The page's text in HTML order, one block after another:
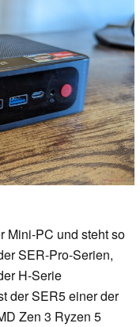
Mini-PC und steht so
SER-Pro-Serien,
H-Serie
der SER5 einer der
Zen 3 Ryzen 5